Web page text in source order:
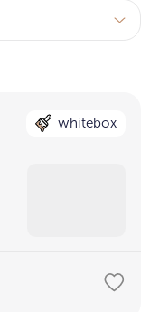
whitebox